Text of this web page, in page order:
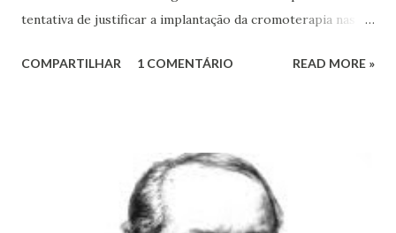
tentativa de justificar a implantação da cromoterapia nas
Joanna de Ângelis, especialmente na obra Plenitude .
Joanna de Ângelis menciona a helioterapia e faz alusões à
cromoterapia no contexto da preservação da saúde física e
psíquica. Em nenhum momento, porém, recomenda sua
COMPARTILHAR 1 COMENTÁRIO READ MORE »